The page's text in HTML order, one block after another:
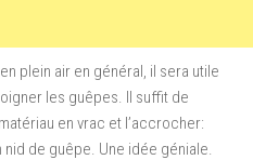
plein air en général, il sera utile
les guêpes. Il suffit de
en vrac et l’accrocher:
nid de guêpe. Une idée géniale.